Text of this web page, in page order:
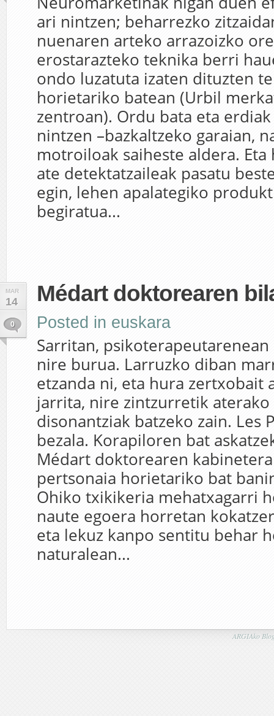
ari nintzen; beharrezko
nuenaren arteko arrazoizko
erostarazteko teknika berri
ondo luzatuta izaten dituzten
horietariko batean (Urbil
zentroan). Ordu bata eta
nintzen –bazkaltzeko garaian,
motroiloak saiheste aldera.
ate detektatzaileak pasatu
egin, lehen apalategiko
begiratua...
MAR
14
0
Médart doktorearen
Posted in euskara
Sarritan,
nire burua. Larruzko diban
etzanda ni, eta hura zertxobait
jarrita, nire zintzurretik
disonantziak batzeko zain. Les
bezala. Korapiloren bat
Médart doktorearen
pertsonaia horietariko bat
Ohiko txikikeria mehatxagarri
naute egoera horretan
eta lekuz kanpo sentitu behar
naturalean...
ARGIAko